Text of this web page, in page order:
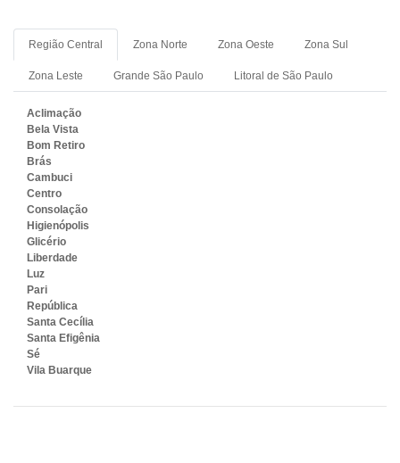
Região Central Zona Norte Zona Oeste Zona Sul
Zona Leste Grande São Paulo Litoral de São Paulo
Aclimação
Bela Vista
Bom Retiro
Brás
Cambuci
Centro
Consolação
Higienópolis
Glicério
Liberdade
Luz
Pari
República
Santa Cecília
Santa Efigênia
Sé
Vila Buarque